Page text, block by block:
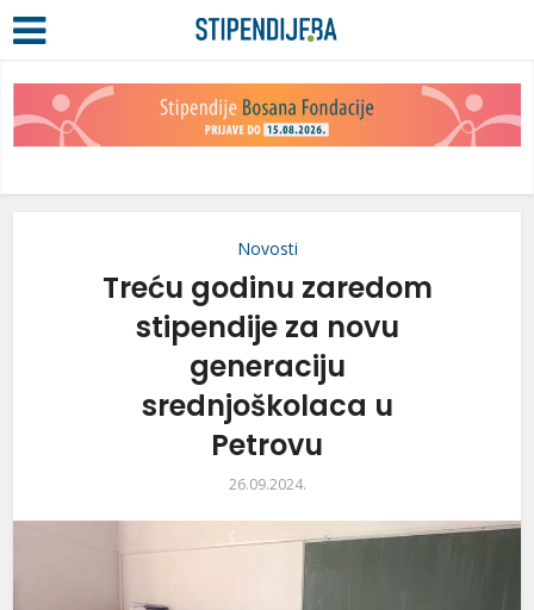
Novosti
Treću godinu zaredom
stipendije za novu
generaciju
srednjoškolaca u
Petrovu
26.09.2024.